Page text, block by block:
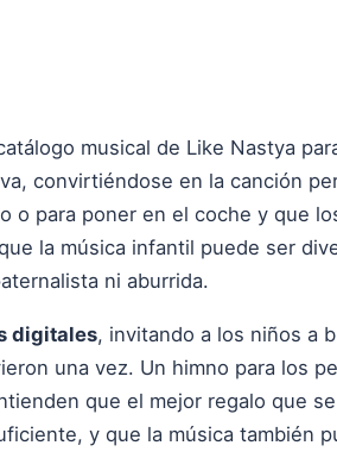
musical de Like Nastya
convirtiéndose en la canción
o para poner en el coche y que
la música infantil puede ser
ni aburrida.
digitales, invitando a los niños a
una vez. Un himno para los
que el mejor regalo que
y que la música también